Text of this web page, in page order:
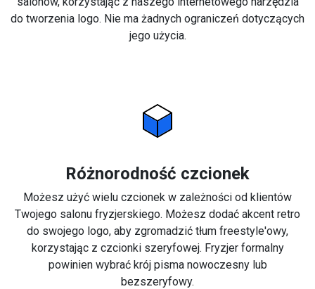
do tworzenia logo. Nie ma żadnych ograniczeń dotyczących
jego użycia.
Różnorodność czcionek
Możesz użyć wielu czcionek w zależności od klientów
Twojego salonu fryzjerskiego. Możesz dodać akcent retro
do swojego logo, aby zgromadzić tłum freestyle'owy,
korzystając z czcionki szeryfowej. Fryzjer formalny
powinien wybrać krój pisma nowoczesny lub
bezszeryfowy.